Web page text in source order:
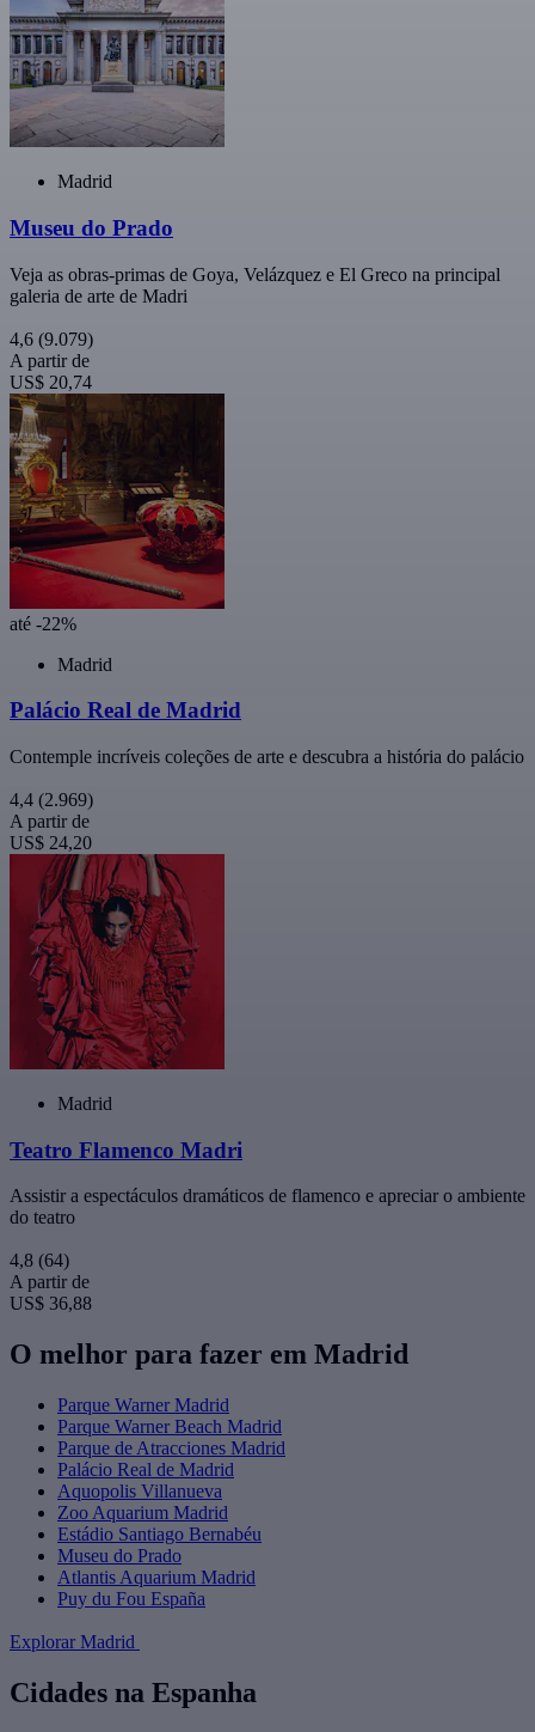
Madrid
Museu do Prado
Veja as obras-primas de Goya, Velázquez e El Greco na principal
galeria de arte de Madri
4,6 (9.079)
A partir de
US$ 20,74
até -22%
Madrid
Palácio Real de Madrid
Contemple incríveis coleções de arte e descubra a história do palácio
4,4 (2.969)
A partir de
US$ 24,20
Madrid
Teatro Flamenco Madri
Assistir a espectáculos dramáticos de flamenco e apreciar o ambiente
do teatro
4,8 (64)
A partir de
US$ 36,88
O melhor para fazer em Madrid
Parque Warner Madrid
Parque Warner Beach Madrid
Parque de Atracciones Madrid
Palácio Real de Madrid
Aquopolis Villanueva
Zoo Aquarium Madrid
Estádio Santiago Bernabéu
Museu do Prado
Atlantis Aquarium Madrid
Puy du Fou España
Explorar Madrid
Cidades na Espanha